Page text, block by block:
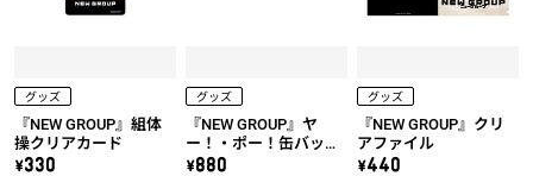
グッズ
『NEW GROUP』組体
操クリアカード
\330
グッズ
『NEW GROUP』ヤ
ー！・ポー！缶バッジ
セット
\880
グッズ
『NEW GROUP』クリ
アファイル
\440